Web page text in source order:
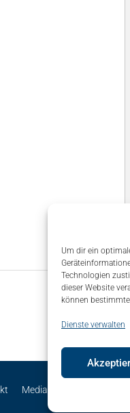
Um dir ein
Technologien
dieser Website
können
Dienste verwalten
Mediadaten